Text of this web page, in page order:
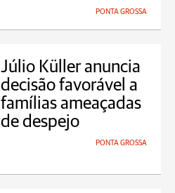
PONTA GROSSA
Júlio Küller anuncia
decisão favorável a
famílias ameaçadas
de despejo
PONTA GROSSA